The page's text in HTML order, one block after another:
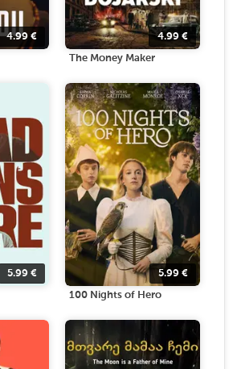
4.99 € 4.99 €
The Money Maker
5.99 € 5.99 €
100 Nights of Hero